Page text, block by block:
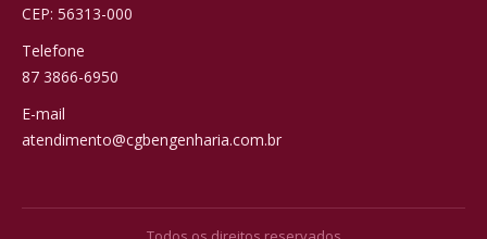
CEP: 56313-000
Telefone
87 3866-6950
E-mail
atendimento@cgbengenharia.com.br